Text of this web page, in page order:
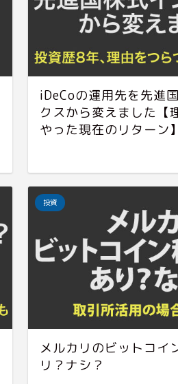
iDeCoの運用先を先進
クスから変えました【
やった現在のリターン】
投資
メルカリのビットコイ
リ？ナシ？